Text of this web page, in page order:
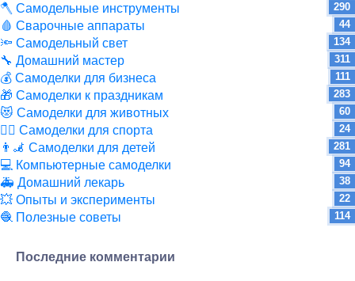
🪓 Самодельные инструменты 290
🩸 Сварочные аппараты 44
🔦 Самодельный свет 134
🔧 Домашний мастер 311
💰 Самоделки для бизнеса 111
🎁 Самоделки к праздникам 283
😻 Самоделки для животных 60
🏋️‍♀️ Самоделки для спорта 24
👨‍🦼 Самоделки для детей 281
💻 Компьютерные самоделки 94
🚑 Домашний лекарь 38
💥 Опыты и эксперименты 22
🧶 Полезные советы 114
Последние комментарии